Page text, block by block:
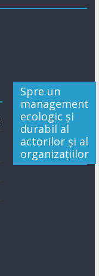
Spre un
management
ecologic și
durabil al
actorilor și al
organizațiilor